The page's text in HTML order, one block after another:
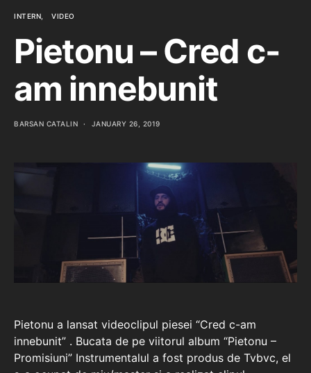
INTERN VIDEO
Pietonu – Cred c-
am innebunit
BARSAN CATALIN JANUARY 26, 2019
Pietonu a lansat videoclipul piesei “Cred c-am
innebunit” . Bucata de pe viitorul album “Pietonu –
Promisiuni” Instrumentalul a fost produs de Tvbvc, el